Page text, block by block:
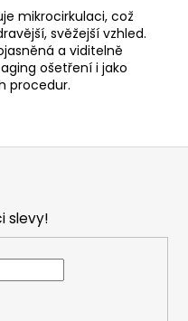
mikrocirkulaci, což
svěžejší vzhled.
a viditelně
ošetření i jako
procedur.
slevy!